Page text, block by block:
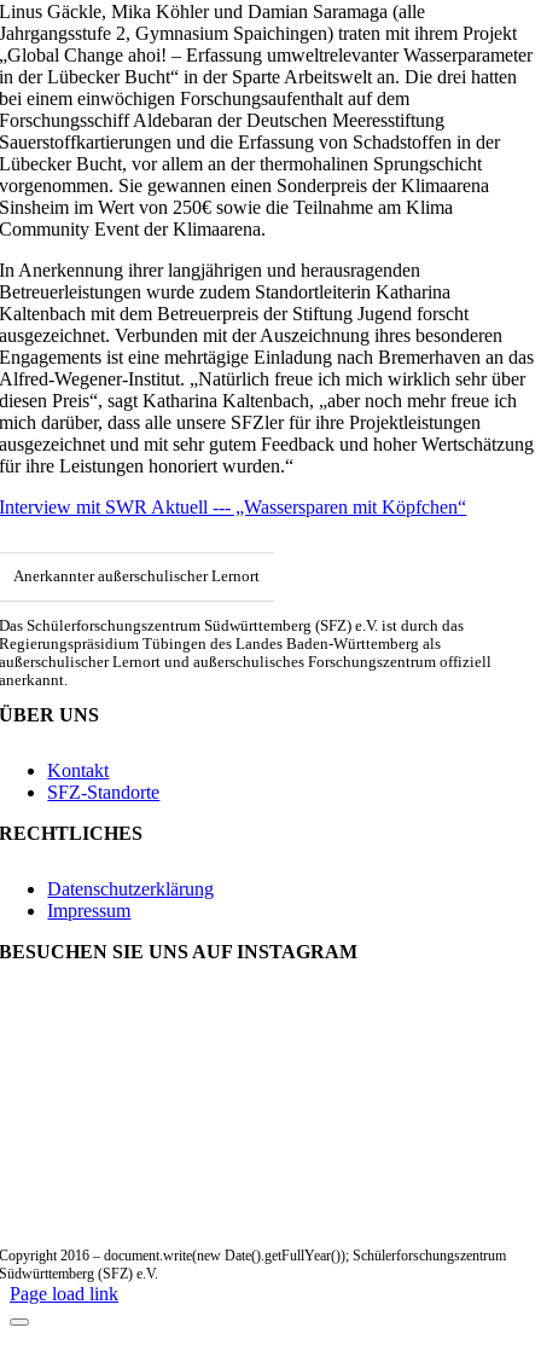
Linus Gäckle, Mika Köhler und Damian Saramaga (alle
Jahrgangsstufe 2, Gymnasium Spaichingen) traten mit ihrem Projekt
„Global Change ahoi! – Erfassung umweltrelevanter Wasserparameter
in der Lübecker Bucht“ in der Sparte Arbeitswelt an. Die drei hatten
bei einem einwöchigen Forschungsaufenthalt auf dem
Forschungsschiff Aldebaran der Deutschen Meeresstiftung
Sauerstoffkartierungen und die Erfassung von Schadstoffen in der
Lübecker Bucht, vor allem an der thermohalinen Sprungschicht
vorgenommen. Sie gewannen einen Sonderpreis der Klimaarena
Sinsheim im Wert von 250€ sowie die Teilnahme am Klima
Community Event der Klimaarena.
In Anerkennung ihrer langjährigen und herausragenden
Betreuerleistungen wurde zudem Standortleiterin Katharina
Kaltenbach mit dem Betreuerpreis der Stiftung Jugend forscht
ausgezeichnet. Verbunden mit der Auszeichnung ihres besonderen
Engagements ist eine mehrtägige Einladung nach Bremerhaven an das
Alfred-Wegener-Institut. „Natürlich freue ich mich wirklich sehr über
diesen Preis“, sagt Katharina Kaltenbach, „aber noch mehr freue ich
mich darüber, dass alle unsere SFZler für ihre Projektleistungen
ausgezeichnet und mit sehr gutem Feedback und hoher Wertschätzung
für ihre Leistungen honoriert wurden.“
Interview mit SWR Aktuell --- „Wassersparen mit Köpfchen“
Anerkannter außerschulischer Lernort
Das Schülerforschungszentrum Südwürttemberg (SFZ) e.V. ist durch das
Regierungspräsidium Tübingen des Landes Baden-Württemberg als
außerschulischer Lernort und außerschulisches Forschungszentrum offiziell
anerkannt.
ÜBER UNS
Kontakt
SFZ-Standorte
RECHTLICHES
Datenschutzerklärung
Impressum
BESUCHEN SIE UNS AUF INSTAGRAM
Copyright 2016 – document.write(new Date().getFullYear()); Schülerforschungszentrum
Südwürttemberg (SFZ) e.V.
Page load link